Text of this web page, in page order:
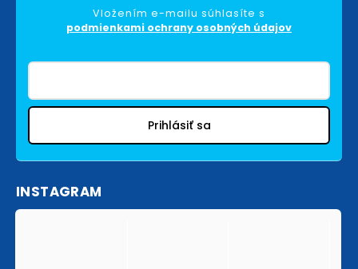
Vložením e-mailu súhlasíte s
podmienkami ochrany osobných údajov
Prihlásiť sa
INSTAGRAM